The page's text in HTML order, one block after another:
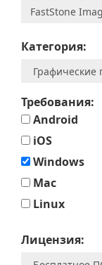
Категория:
Требования:
Android
iOS
Windows
Mac
Linux
Лицензия: